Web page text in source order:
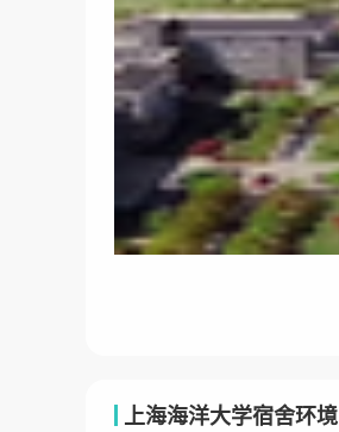
上海海洋大学宿舍环境